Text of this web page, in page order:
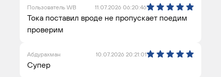
Пользователь WB 11.07.2026 06:20:46
Тока поставил вроде не пропускает поедим
проверим
Абдурахман 10.07.2026 20:21:01
Супер